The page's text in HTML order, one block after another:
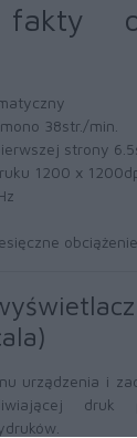
fakty
38str./min.
strony
1200 x
urządzenia i
druk